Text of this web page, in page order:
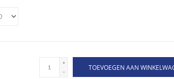
+
-
TOEVOEGEN AAN